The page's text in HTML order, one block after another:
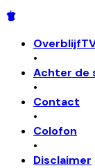
•
Achter de
•
Contact
•
Colofon
•
Disclaimer